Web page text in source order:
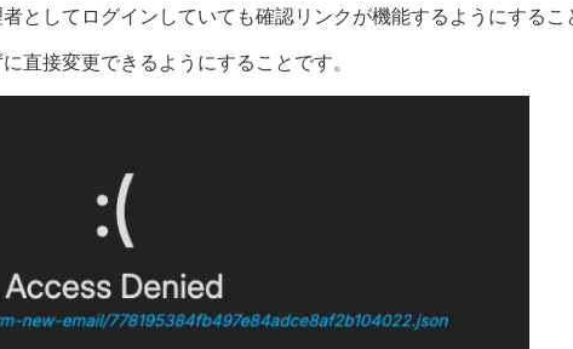
としてログインしていても確認リンクが機能するようにするこ
直接変更できるようにすることです。